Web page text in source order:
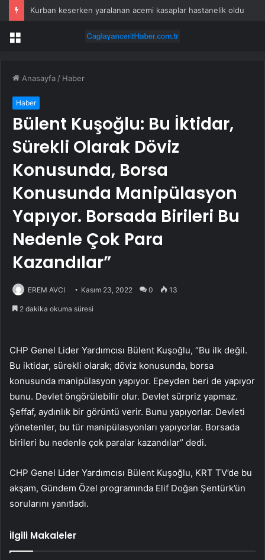
Kurban keserken yaralanan acemi kasaplar hastanelik oldu
Menü
Anasayfa / Haber
Haber
Bülent Kuşoğlu: Bu İktidar,
Sürekli Olarak Döviz
Konusunda, Borsa
Konusunda Manipülasyon
Yapıyor. Borsada Birileri Bu
Nedenle Çok Para
Kazandılar”
EREM AVCI Kasım 23, 2022 0 13
2 dakika okuma süresi
CHP Genel Lider Yardımcısı Bülent Kuşoğlu, “Bu ilk değil.
Bu iktidar, sürekli olarak; döviz konusunda, borsa
konusunda manipülasyon yapıyor. Epeyden beri de yapıyor
bunu. Devlet öngörülebilir olur. Devlet sürpriz yapmaz.
Şeffaf, aydınlık bir görüntü verir. Bunu yapıyorlar. Devleti
yönetenler, bu tür manipülasyonları yapıyorlar. Borsada
birileri bu nedenle çok paralar kazandılar” dedi.
CHP Genel Lider Yardımcısı Bülent Kuşoğlu, KRT TV’de bu
akşam, Gündem Özel programında Elif Doğan Şentürk’ün
sorularını yanıtladı.
İlgili Makaleler